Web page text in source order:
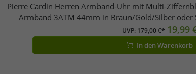
Pierre Cardin Herren Armband-Uhr mit Multi-
Armband 3ATM 44mm in Braun/Gold/Silber oder
UVP:179,00 €* 19,99
In den Warenkorb